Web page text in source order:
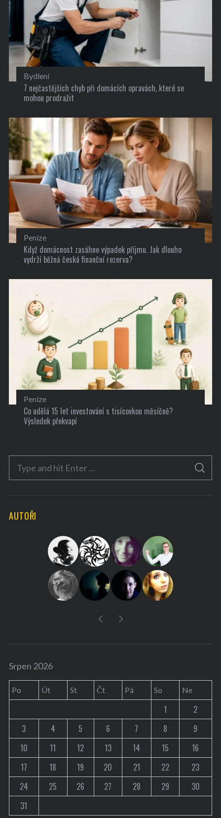
Bydlení
7 nejčastějších chyb při domácích opravách, které se
mohou prodražit
Peníze
Když domácnost zasáhne výpadek příjmu. Jak dlouho
vydrží běžná česká finanční rezerva?
Peníze
Co udělá 15 let investování s tisícovkou měsíčně?
Výsledek překvapí
c
S
A
C
AUTOŘI
Srpen 2026
Po Út St Čt Pá So Ne
1
2
3
4 5 6 7 8
9
10
11 12 13 14 15
16
17
18 19 20 21 22
23
24
25 26 27 28 29
30
31